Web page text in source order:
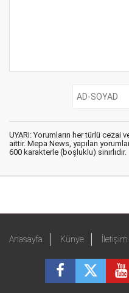
UYARI: Yorumların her türlü
aittir. Mepa News, yapılan
600 karakterle (boşluklu) sınırlıdır.
Anasayfa Künye İletişim